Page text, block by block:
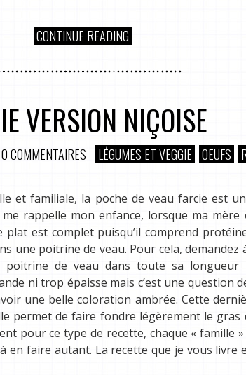
CONTINUE READING
VERSION NIÇOISE
0 COMMENTAIRES LÉGUMES ET VEGGIE OEUFS
et familiale, la poche de veau farcie est
rappelle mon enfance, lorsque ma
est complet puisqu’il comprend
une poitrine de veau. Pour cela,
poitrine de veau dans toute sa
ni trop épaisse mais c’est une question
une belle coloration ambrée. Cette
permet de faire fondre légèrement le
pour ce type de recette, chaque « famille
en faire autant. La recette que je vous livre